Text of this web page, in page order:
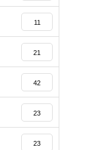
11
21
42
23
23